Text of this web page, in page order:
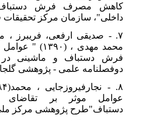
کاهش مصرف فرش دستباف
داخلی"، سازمان مرکز تحقیقات
۷. - صدیقی ارفعی، فریبرز ،
محمد مهدی ، (۱۳۹۰)
فرش دستباف و ماشینی در
دوفصلنامه علمی - پژوهشی گلجام ،
عوامل موثر بر تقاضای
دستباف"طرح پژوهشی مرکز ملی